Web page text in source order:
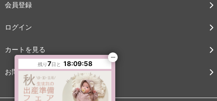
会員登録
ログイン
カートを見る
お問い合わせ
残り7日と 18:09:57